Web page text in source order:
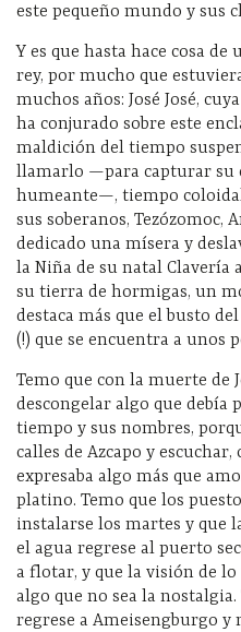
este pequeño mundo y sus
Y es que hasta hace cosa de
rey, por mucho que
muchos años: José José,
ha conjurado sobre este
maldición del tiempo
llamarlo —para capturar su
humeante—, tiempo
sus soberanos, Tezózomoc,
dedicado una mísera y
la Niña de su natal Clavería
su tierra de hormigas, un
destaca más que el busto
(!) que se encuentra a unos
Temo que con la muerte de
descongelar algo que debía
tiempo y sus nombres,
calles de Azcapo y
expresaba algo más que
platino. Temo que los
instalarse los martes y que
el agua regrese al puerto
a flotar, y que la visión de
algo que no sea la
regrese a Ameisengburgo y